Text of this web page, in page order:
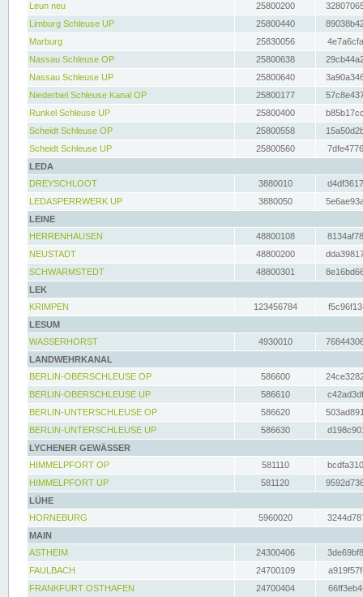
Leun neu
25800200
Limburg Schleuse UP
25800440
Marburg
25830056
Nassau Schleuse OP
25800638
Nassau Schleuse UP
25800640
Niederbiel Schleuse Kanal OP
25800177
Runkel Schleuse UP
25800400
Scheidt Schleuse OP
25800558
Scheidt Schleuse UP
25800560
LEDA
DREYSCHLOOT
3880010
LEDASPERRWERK UP
3880050
LEINE
HERRENHAUSEN
48800108
NEUSTADT
48800200
SCHWARMSTEDT
48800301
LEK
KRIMPEN
123456784
LESUM
WASSERHORST
4930010
LANDWEHRKANAL
BERLIN-OBERSCHLEUSE OP
586600
BERLIN-OBERSCHLEUSE UP
586610
BERLIN-UNTERSCHLEUSE OP
586620
BERLIN-UNTERSCHLEUSE UP
586630
LYCHENER GEWÄSSER
HIMMELPFORT OP
581110
HIMMELPFORT UP
581120
LÜHE
HORNEBURG
5960020
MAIN
ASTHEIM
24300406
FAULBACH
24700109
FRANKFURT OSTHAFEN
24700404